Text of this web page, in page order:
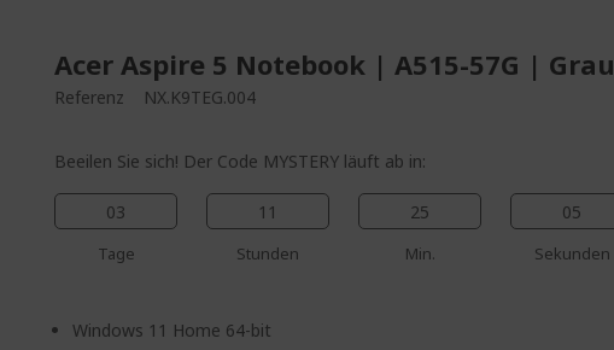
Acer Aspire 5 Notebook | A515-57G | Grau
Referenz NX.K9TEG.004
Beeilen Sie sich! Der Code MYSTERY läuft ab in:
03
Tage
11
Stunden
25
Min.
04
Sekunden
Windows 11 Home 64-bit